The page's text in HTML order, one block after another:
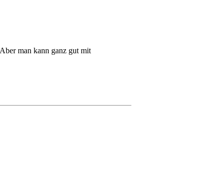
man kann ganz gut mit